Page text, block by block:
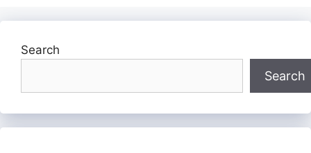
Search
Search